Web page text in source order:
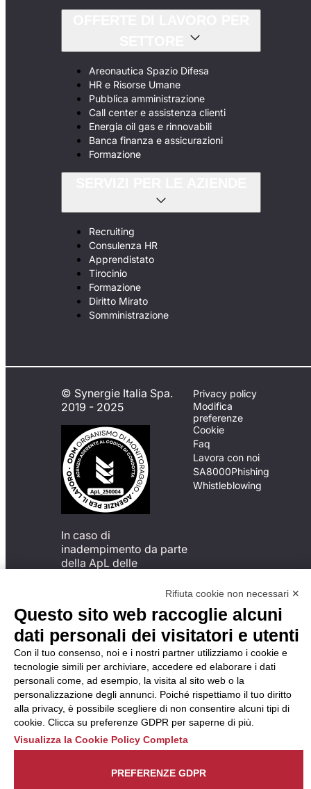
Areonautica Spazio Difesa
HR e Risorse Umane
Pubblica amministrazione
Call center e assistenza clienti
Energia oil gas e rinnovabili
Banca finanza e assicurazioni
Formazione
Recruiting
Consulenza HR
Apprendistato
Tirocinio
Formazione
Diritto Mirato
Somministrazione
© Synergie Italia Spa.
2019 - 2025
In caso di
inadempimento da parte
della ApL delle
del Codice di Condotta, è
possibile presentare un
reclamo
all’Organismo di
Monitoraggio utilizzando
una delle modalità
descritte al seguente
indirizzo web
https://odm-
agenzielavoro.it/reclami/ .
Privacy policy
Modifica
preferenze
Cookie
Faq
Lavora con noi
SA8000Phishing
Whistleblowing
Rifiuta cookie non necessari ✕
Questo sito web raccoglie alcuni
dati personali dei visitatori e utenti
Con il tuo consenso, noi e i nostri partner utilizziamo i cookie e
tecnologie simili per archiviare, accedere ed elaborare i dati
personali come, ad esempio, la visita al sito web o la
personalizzazione degli annunci. Poiché rispettiamo il tuo diritto
alla privacy, è possibile scegliere di non consentire alcuni tipi di
cookie. Clicca su preferenze GDPR per saperne di più.
Visualizza la Cookie Policy Completa
PREFERENZE GDPR